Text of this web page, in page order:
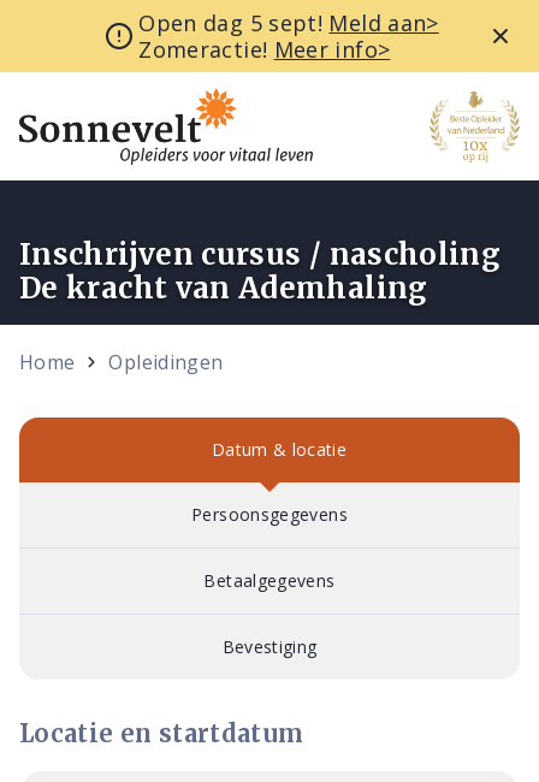
Open dag 5 sept! Meld aan>
Zomeractie! Meer info>
Inschrijven cursus / nascholing
De kracht van Ademhaling
Home Opleidingen
Datum & locatie
Persoonsgegevens
Betaalgegevens
Bevestiging
Locatie en startdatum